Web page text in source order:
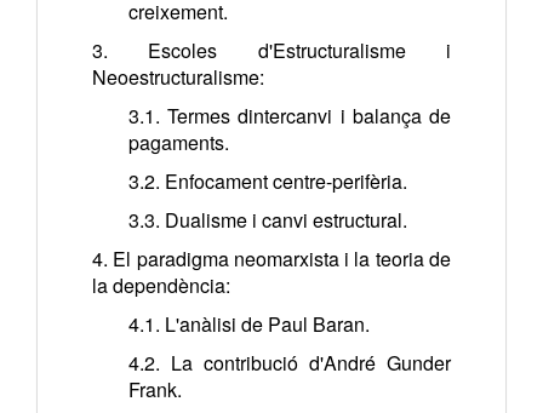
creixement.
3. Escoles d'Estructuralisme i
Neoestructuralisme:
3.1. Termes dintercanvi i balança de
pagaments.
3.2. Enfocament centre-perifèria.
3.3. Dualisme i canvi estructural.
4. El paradigma neomarxista i la teoria de
la dependència:
4.1. L'anàlisi de Paul Baran.
4.2. La contribució d'André Gunder
Frank.